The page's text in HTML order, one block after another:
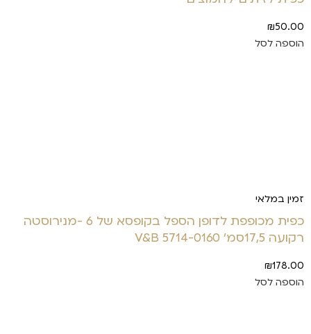
₪50.00
הוספה לסל
זמין במלאי
כפית מכופפת לדופן הספל בקופסא של 6 -מנירוסטה
רקועה 17,5סמ' 5714-0160 V&B
₪178.00
הוספה לסל